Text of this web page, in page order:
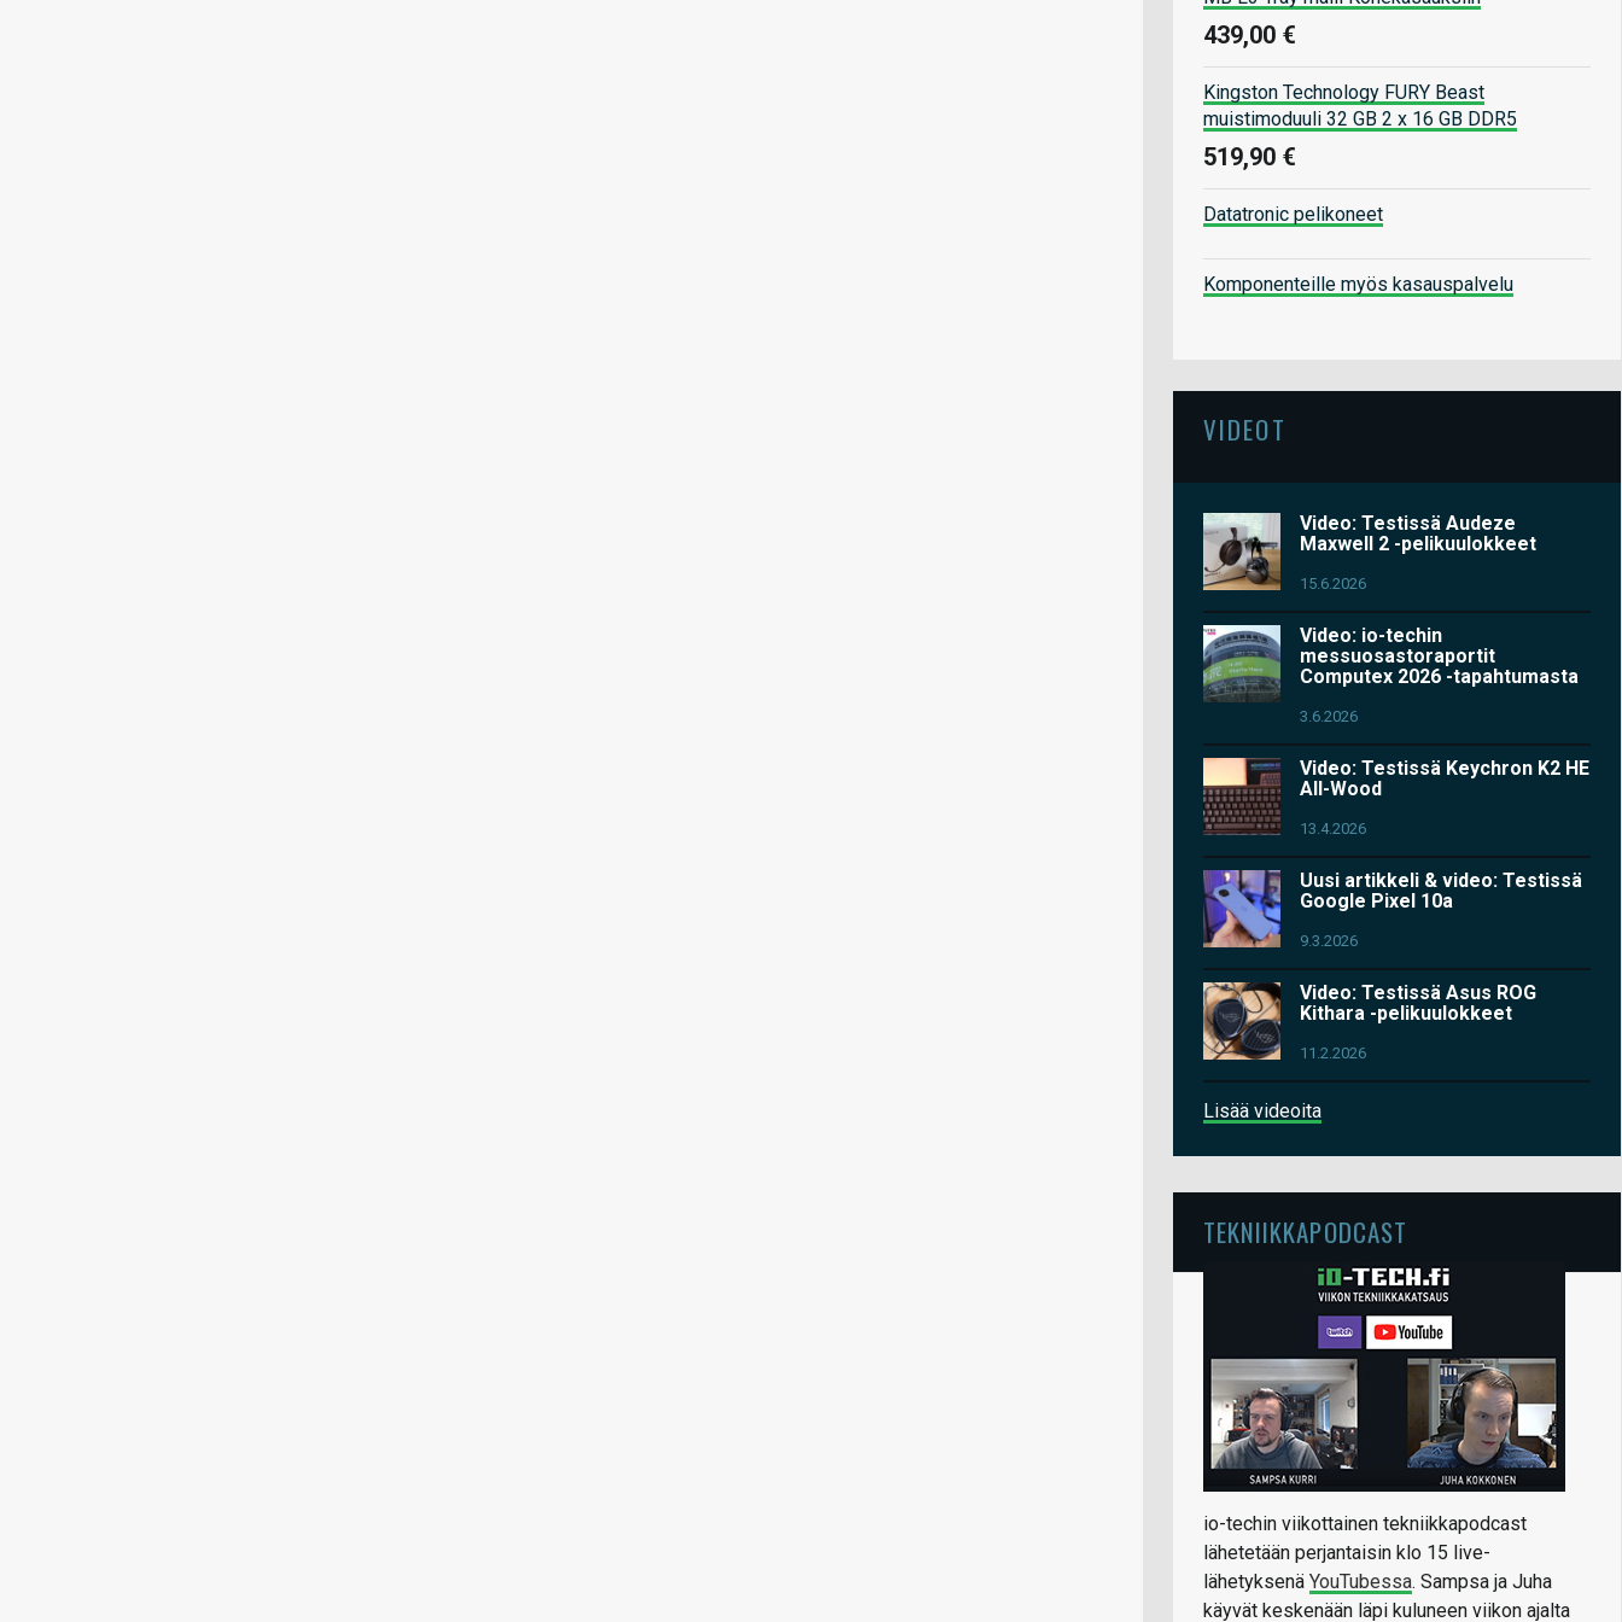
439,00 €
Kingston Technology FURY Beast
muistimoduuli 32 GB 2 x 16 GB DDR5
519,90 €
Datatronic pelikoneet
Komponenteille myös kasauspalvelu
VIDEOT
Video: Testissä Audeze
Maxwell 2 -pelikuulokkeet
15.6.2026
Video: io-techin
messuosastoraportit
Computex 2026 -tapahtumasta
3.6.2026
Video: Testissä Keychron K2 HE
All-Wood
13.4.2026
Uusi artikkeli & video: Testissä
Google Pixel 10a
9.3.2026
Video: Testissä Asus ROG
Kithara -pelikuulokkeet
11.2.2026
Lisää videoita
TEKNIIKKAPODCAST
io-techin viikottainen tekniikkapodcast
lähetetään perjantaisin klo 15 live-
lähetyksenä YouTubessa. Sampsa ja Juha
käyvät keskenään läpi kuluneen viikon ajalta